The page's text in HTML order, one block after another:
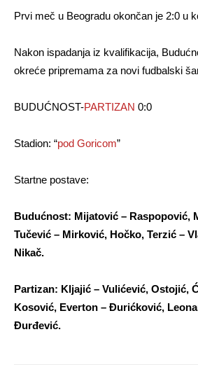
Prvi meč u Beogradu okončan je 2:0 u
Nakon ispadanja iz kvalifikacija,
okreće pripremama za novi fudbalski
BUDUĆNOST-PARTIZAN 0:0
Stadion: “pod Goricom”
Startne postave:
Budućnost: Mijatović – Raspopović,
Tučević – Mirković, Hočko, Terzić –
Nikač.
Partizan: Kljajić – Vulićević, Ostojić,
Kosović, Everton – Đurićković,
Đurđević.